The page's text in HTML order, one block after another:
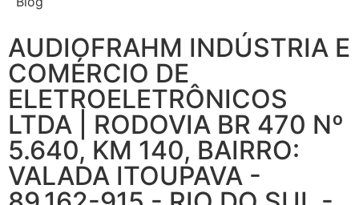
AUDIOFRAHM INDÚSTRIA E
COMÉRCIO DE
ELETROELETRÔNICOS
LTDA | RODOVIA BR 470 Nº
5.640, KM 140, BAIRRO:
VALADA ITOUPAVA -